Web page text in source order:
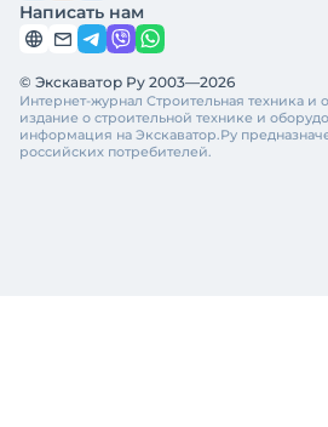
Написать нам
© Экскаватор Ру 2003—2026
Интернет-журнал Строительная техника
издание о строительной технике и
информация на Экскаватор.Ру
российских потребителей.